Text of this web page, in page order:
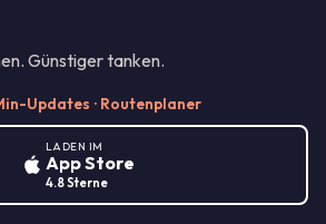
Günstiger tanken.
Updates · Routenplaner
LADEN IM
App Store
4.8 Sterne